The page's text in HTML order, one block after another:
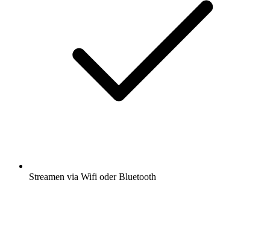
Streamen via Wifi oder Bluetooth